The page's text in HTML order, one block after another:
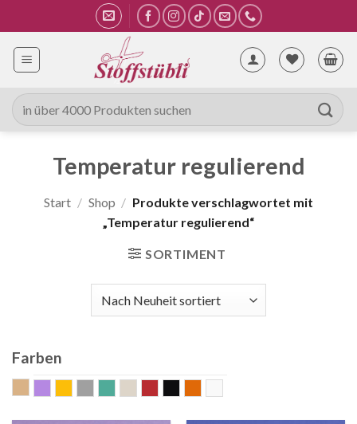
Inhalt
springen
Suche
nach:
Temperatur regulierend
Start / Shop / Produkte verschlagwortet mit
„Temperatur regulierend“
SORTIMENT
Farben